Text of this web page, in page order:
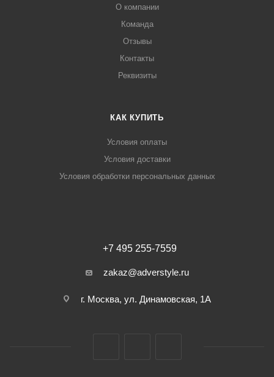
О компании
Команда
Отзывы
Контакты
Реквизиты
КАК КУПИТЬ
Условия оплаты
Условия доставки
Условия обработки персональных данных
+7 495 255-7559
zakaz@adverstyle.ru
г. Москва, ул. Динамовская, 1А